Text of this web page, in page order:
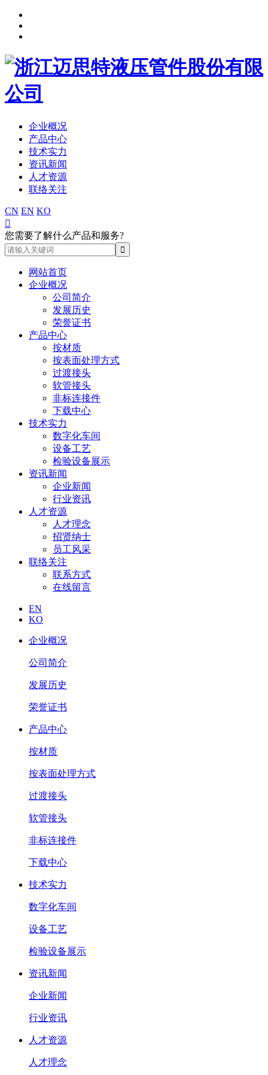
企业概况
产品中心
技术实力
资讯新闻
人才资源
联络关注
CN EN KO

您需要了解什么产品和服务?
网站首页
企业概况
公司简介
发展历史
荣誉证书
产品中心
按材质
按表面处理方式
过渡接头
软管接头
非标连接件
下载中心
技术实力
数字化车间
设备工艺
检验设备展示
资讯新闻
企业新闻
行业资讯
人才资源
人才理念
招贤纳士
员工风采
联络关注
联系方式
在线留言
EN
KO
企业概况
公司简介
发展历史
荣誉证书
产品中心
按材质
按表面处理方式
过渡接头
软管接头
非标连接件
下载中心
技术实力
数字化车间
设备工艺
检验设备展示
资讯新闻
企业新闻
行业资讯
人才资源
人才理念